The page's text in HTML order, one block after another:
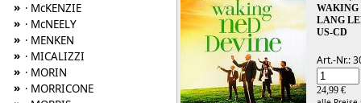
» · McKENZIE
» · McNEELY
» · MENKEN
» · MICALIZZI
» · MORIN
» · MORRICONE
WAKING
LANG
US-CD
Art.-Nr.:
24,99 €